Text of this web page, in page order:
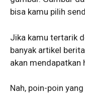
bisa kamu pilih
Jika kamu tertarik
banyak artikel
akan mendapatkan
Nah, poin-poin